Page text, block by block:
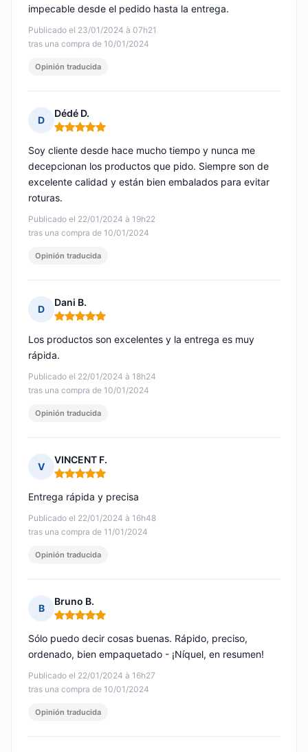
Publicado el 23/01/2024 à 07h21
tras una compra de 10/01/2024
impecable desde el pedido hasta la entrega.
Opinión traducida
D
Dédé D.
Nota: 5 de 5
Publicado el 22/01/2024 à 19h22
tras una compra de 10/01/2024
Soy cliente desde hace mucho tiempo y nunca me
decepcionan los productos que pido. Siempre son de
excelente calidad y están bien embalados para evitar
roturas.
Opinión traducida
D
Dani B.
Nota: 5 de 5
Publicado el 22/01/2024 à 18h24
tras una compra de 10/01/2024
Los productos son excelentes y la entrega es muy
rápida.
Opinión traducida
V
VINCENT F.
Nota: 5 de 5
Publicado el 22/01/2024 à 16h48
tras una compra de 11/01/2024
Entrega rápida y precisa
Opinión traducida
B
Bruno B.
Nota: 5 de 5
Publicado el 22/01/2024 à 16h27
tras una compra de 10/01/2024
Sólo puedo decir cosas buenas. Rápido, preciso,
ordenado, bien empaquetado - ¡Níquel, en resumen!
Opinión traducida